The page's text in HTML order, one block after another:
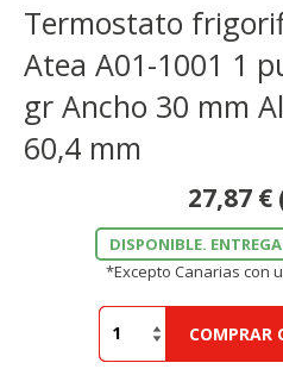
Termostato
Atea A01-1001 1
gr Ancho 30 mm
60,4 mm
27,87 €
DISPONIBLE.
*Excepto Canarias con
COMPRAR